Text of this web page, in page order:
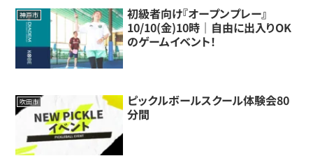
神戸市
初級者向け『オープンプレー』
10/10(金)10時｜自由に出入りOK
のゲームイベント！
吹田市
ピックルボールスクール体験会80
分間